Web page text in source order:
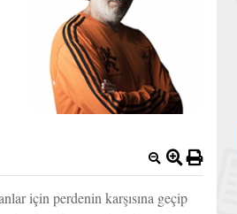
için perdenin karşısına geçip